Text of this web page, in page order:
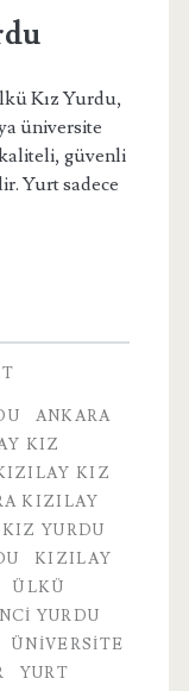
Kız Yurdu,
üniversite
güvenli
Yurt sadece
ANKARA
KIZ
KIZ
KIZILAY
YURDU
KIZILAY
ÜLKÜ
YURDU
ÜNIVERSITE
YURT